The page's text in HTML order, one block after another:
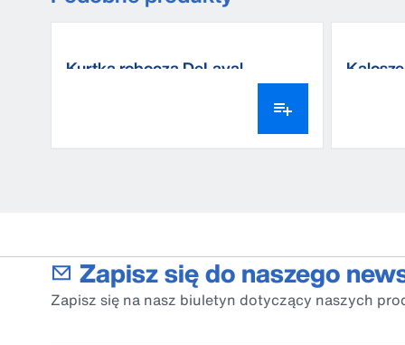
Kurtka robocza DeLaval
Zapisz się do naszego
Zapisz się na nasz biuletyn dotyczący naszych